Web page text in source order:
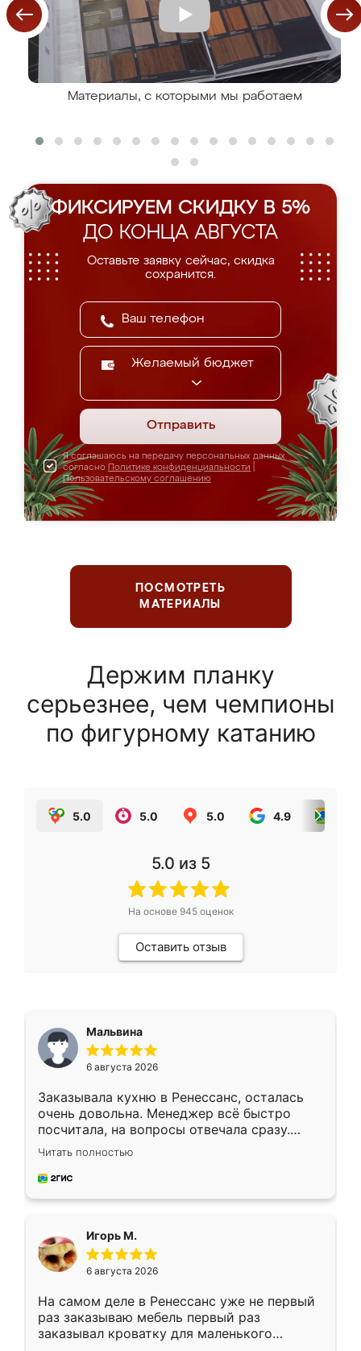
Материалы, с которыми мы работаем
ФИКСИРУЕМ СКИДКУ В 5%
ДО КОНЦА АВГУСТА
Оставьте заявку сейчас, скидка
сохранится.
Желаемый бюджет
Отправить
Я соглашаюсь на передачу персональных данных
согласно Политике конфиденциальности
Пользовательскому соглашению
ПОСМОТРЕТЬ
МАТЕРИАЛЫ
Держим планку
серьезнее, чем чемпионы
по фигурному катанию
5.0 5.0 5.0 4.9
5.0 из 5
На основе 945оценок
Оставить отзыв
Мальвина
6 августа 2026
Заказывала кухню в Ренессанс, осталась
очень довольна. Менеджер всё быстро
посчитала, на вопросы отвечала сразу.
Замерщик приехал в субботу, подошёл к
делу со всей ответственностью. Собрали
за день, ребята работали аккуратно, даже
Читать полностью
Игорь М.
6 августа 2026
На самом деле в Ренессанс уже не первый
раз заказываю мебель первый раз
заказывал кроватку для маленького